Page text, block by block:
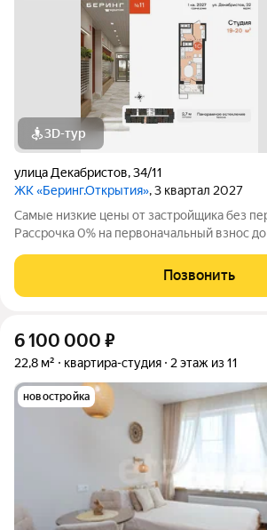
3D-тур
улица Декабристов,34/11
ЖК «Беринг.Открытия», 3 квартал 2027
Самые низкие цены от застройщика без
Рассрочка 0% на первоначальный взнос
панорамным остеклением как
работы или место хранения. Идеальный
Позвонить
6 100 000 ₽
22,8 м² квартира-студия 2 этаж из 11
новостройка